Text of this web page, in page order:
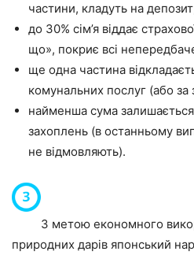
частини, кладуть на
до 30% сім’я віддає
що», покриє всі
ще одна частина
комунальних послуг (або за
найменша сума
захоплень (в останньому
не відмовляють).
З метою економного
природних дарів японський